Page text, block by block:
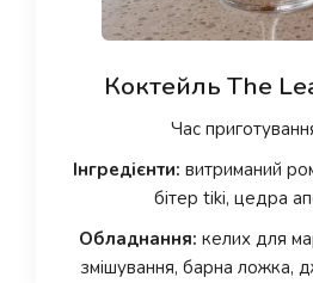
Коктейль The
Час
Інгредієнти: витриманий
бітер tiki, цедра
Обладнання: келих для
змішування, барна ложка,